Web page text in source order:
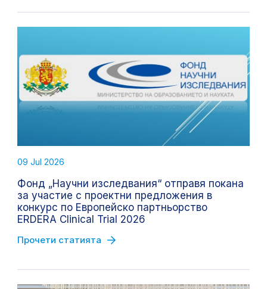
09 Jul 2026
Фонд „Научни изследвания“ отправя покана
за участие с проектни предложения в
конкурс по Европейско партньорство
ERDERA Clinical Trial 2026
Прочети статията